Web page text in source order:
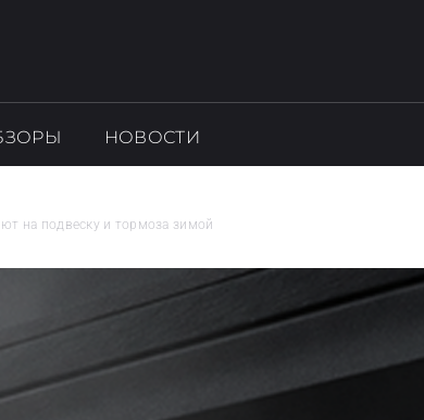
НОВОСТИ
на подвеску и тормоза зимой